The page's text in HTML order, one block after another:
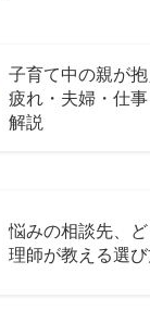
子育て中の親が抱
疲れ・夫婦・仕
解説
悩みの相談先、
理師が教える選